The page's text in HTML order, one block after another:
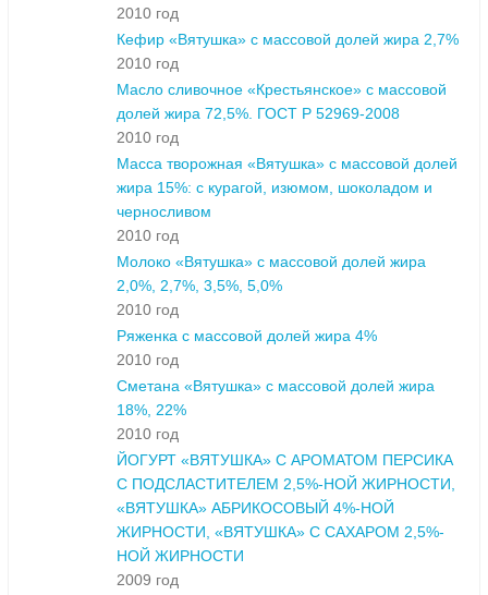
2010 год
Кефир «Вятушка» с массовой долей жира 2,7%
2010 год
Масло сливочное «Крестьянское» с массовой
долей жира 72,5%. ГОСТ Р 52969-2008
2010 год
Масса творожная «Вятушка» с массовой долей
жира 15%: с курагой, изюмом, шоколадом и
черносливом
2010 год
Молоко «Вятушка» с массовой долей жира
2,0%, 2,7%, 3,5%, 5,0%
2010 год
Ряженка с массовой долей жира 4%
2010 год
Сметана «Вятушка» с массовой долей жира
18%, 22%
2010 год
ЙОГУРТ «ВЯТУШКА» С АРОМАТОМ ПЕРСИКА
С ПОДСЛАСТИТЕЛЕМ 2,5%-НОЙ ЖИРНОСТИ,
«ВЯТУШКА» АБРИКОСОВЫЙ 4%-НОЙ
ЖИРНОСТИ, «ВЯТУШКА» С САХАРОМ 2,5%-
НОЙ ЖИРНОСТИ
2009 год